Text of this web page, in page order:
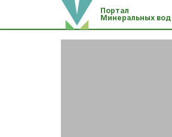
Портал
Минеральных вод